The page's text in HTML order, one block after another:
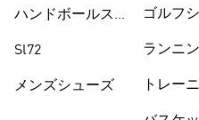
ハンドボールスペ
Sl72
メンズシューズ
ゴルフ
ランニ
トレー